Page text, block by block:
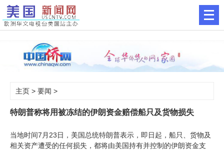
主页 > 要闻 >
特朗普称将用被冻结的伊朗资金赔偿船只及货物损失
当地时间7月23日，美国总统特朗普表示，即日起，船只、货物及
相关资产遭受的任何损失，都将由美国持有并控制的伊朗资金支